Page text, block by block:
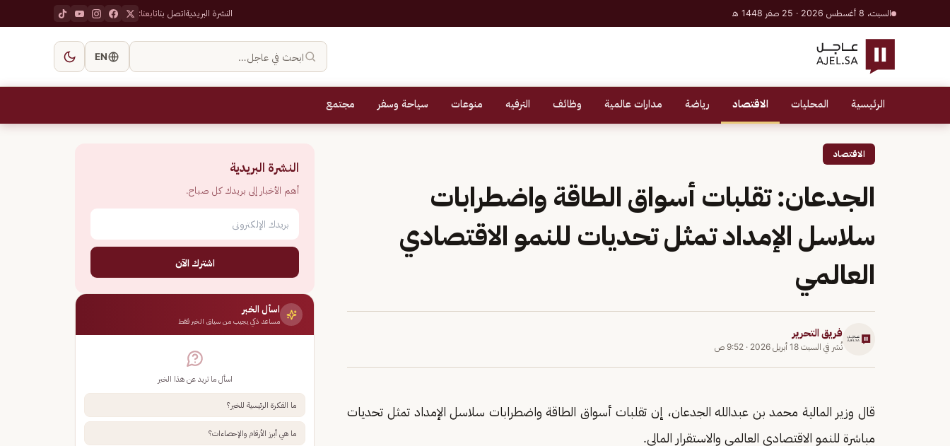
السبت، 8 أغسطس 2026 · 25 صفر 1448 هـ النشرة البريديةاتصل بناتابعنا:
ابحث في عاجل… EN
الرئيسية المحليات الاقتصاد رياضة مدارات عالمية وظائف الترفيه منوعات سياحة وسفر مجتمع
الاقتصاد
الجدعان: تقلبات أسواق الطاقة واضطرابات
سلاسل الإمداد تمثل تحديات للنمو الاقتصادي
العالمي
فريق التحرير
نُشر في السبت 18 أبريل 2026 · 9:52 ص
قال وزير المالية محمد بن عبدالله الجدعان، إن تقلبات أسواق الطاقة واضطرابات سلاسل الإمداد تمثل تحديات
مباشرة للنمو الاقتصادي العالمي والاستقرار المالي.
النشرة البريدية
أهم الأخبار إلى بريدك كل صباح.
اشترك الآن
اسأل الخبر
مساعد ذكي يجيب من سياق الخبر فقط
اسأل ما تريد عن هذا الخبر
ما الفكرة الرئيسية للخبر؟
ما هي أبرز الأرقام والإحصاءات؟